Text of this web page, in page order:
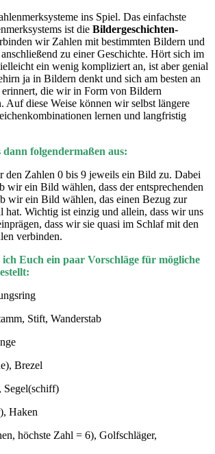
ins Spiel. Das einfachste
ist die Bildergeschichten-
wir Zahlen mit bestimmten Bildern und
zu einer Geschichte. Hört sich im
ein wenig kompliziert an, ist aber genial
ja in Bildern denkt und sich am besten an
die wir in Form von Bildern
Auf diese Weise können wir selbst längere
lernen und langfristig
folgendermaßen aus:
den Zahlen 0 bis 9 jeweils ein Bild zu. Dabei
wir ein Bild wählen, dass der entsprechenden
wir ein Bild wählen, das einen Bezug zur
hat. Wichtig ist einzig und allein, dass wir uns
dass wir sie quasi im Schlaf mit den
verbinden.
Euch ein paar Vorschläge für mögliche
Stift, Wanderstab
Brezel
Segel(schiff)
Haken
höchste Zahl = 6), Golfschläger,